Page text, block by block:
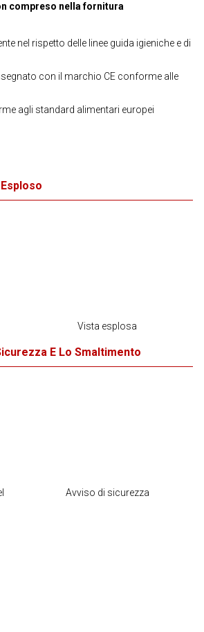
compreso nella fornitura
nel rispetto delle linee guida igieniche e di
con il marchio CE conforme alle
agli standard alimentari europei
Vista esplosa
E Lo Smaltimento
Avviso di sicurezza